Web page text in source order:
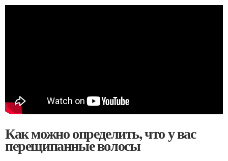
Как можно определить, что у вас
перещипанные волосы